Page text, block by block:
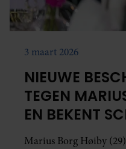
3 maart 2026
NIEUWE
TEGEN
EN BEKENT
Marius Borg Høiby